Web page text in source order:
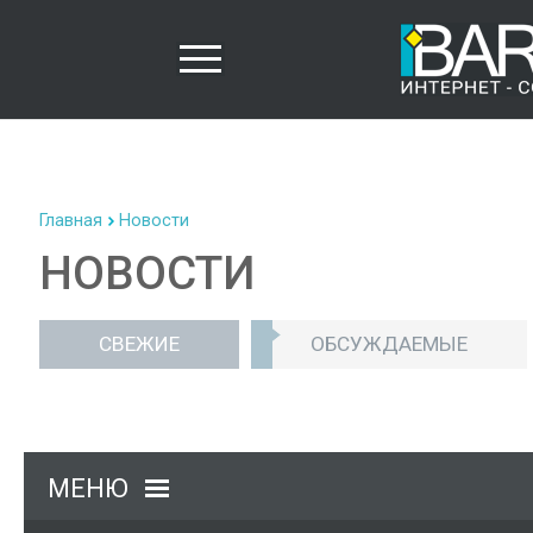
Главная Новости
НОВОСТИ
СВЕЖИЕ ОБСУЖДАЕМЫЕ
МЕНЮ